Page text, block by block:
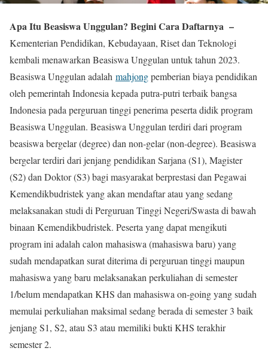
Apa Itu Beasiswa Unggulan? Begini Cara Daftarnya –
Kementerian Pendidikan, Kebudayaan, Riset dan Teknologi
kembali menawarkan Beasiswa Unggulan untuk tahun 2023.
Beasiswa Unggulan adalah mahjongpemberian biaya pendidikan
oleh pemerintah Indonesia kepada putra-putri terbaik bangsa
Indonesia pada perguruan tinggi penerima peserta didik program
Beasiswa Unggulan. Beasiswa Unggulan terdiri dari program
beasiswa bergelar (degree) dan non-gelar (non-degree). Beasiswa
bergelar terdiri dari jenjang pendidikan Sarjana (S1), Magister
(S2) dan Doktor (S3) bagi masyarakat berprestasi dan Pegawai
Kemendikbudristek yang akan mendaftar atau yang sedang
melaksanakan studi di Perguruan Tinggi Negeri/Swasta di bawah
binaan Kemendikbudristek. Peserta yang dapat mengikuti
program ini adalah calon mahasiswa (mahasiswa baru) yang
sudah mendapatkan surat diterima di perguruan tinggi maupun
mahasiswa yang baru melaksanakan perkuliahan di semester
1/belum mendapatkan KHS dan mahasiswa on-going yang sudah
memulai perkuliahan maksimal sedang berada di semester 3 baik
jenjang S1, S2, atau S3 atau memiliki bukti KHS terakhir
semester 2.